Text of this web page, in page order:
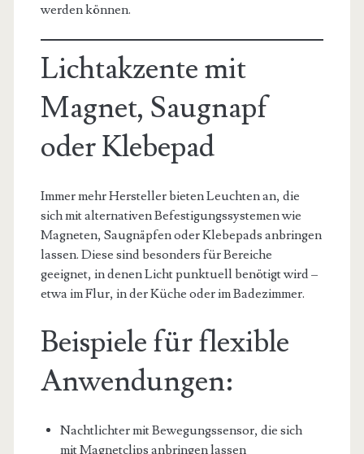
werden können.
Lichtakzente mit
Magnet, Saugnapf
oder Klebepad
Immer mehr Hersteller bieten Leuchten an, die
sich mit alternativen Befestigungssystemen wie
Magneten, Saugnäpfen oder Klebepads anbringen
lassen. Diese sind besonders für Bereiche
geeignet, in denen Licht punktuell benötigt wird –
etwa im Flur, in der Küche oder im Badezimmer.
Beispiele für flexible
Anwendungen:
Nachtlichter mit Bewegungssensor, die sich
mit Magnetclips anbringen lassen